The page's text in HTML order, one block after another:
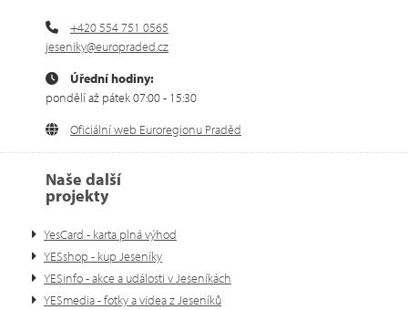
+420 554 751 0565
jeseniky@europraded.cz
Úřední hodiny:
pondělí až pátek 07:00 - 15:30
Oficiální web Euroregionu Praděd
Naše další
projekty
YesCard - karta plná výhod
YESshop - kup Jeseníky
YESinfo - akce a události v Jeseníkách
YESmedia - fotky a videa z Jeseníků